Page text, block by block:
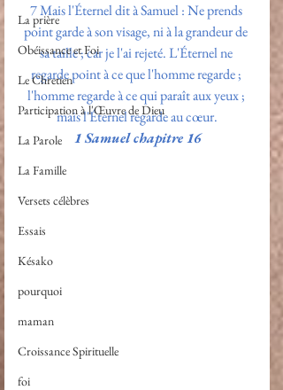
La prière
Obéissance et Foi
Le Chretien
Participation à l'Œuvre de Dieu
La Parole
La Famille
Versets célèbres
Essais
Késako
pourquoi
maman
Croissance Spirituelle
foi
7Mais l'Éternel dit à Samuel : Ne prends
point garde à son visage, ni à la grandeur de
sa taille ; car je l'ai rejeté. L'Éternel ne
regarde point à ce que l'homme regarde ;
l'homme regarde à ce qui paraît aux yeux ;
mais l'Éternel regarde au cœur.
1 Samuel chapitre 16